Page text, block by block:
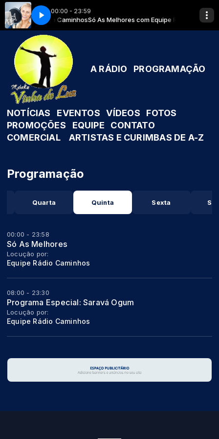
00:00 - 23:59
Equipe Rádio CaminhosSó As Melhores com Equipe Rádio
08 Obaluayê Genário D'Xangô 08 Obaluayê
A RÁDIO PROGRAMAÇÃO
NOTÍCIAS EVENTOS VÍDEOS
FOTOS
PROMOÇÕES
EQUIPE
CONTATO
COMERCIAL
ARTISTAS E CURIMBAS DE A-Z
Programação
Quarta Quinta Sexta
00:00 - 23:58
Só As Melhores
Locução por:
Equipe Rádio Caminhos
08:00 - 23:30
Programa Especial: Saravá Ogum
Locução por:
Equipe Rádio Caminhos